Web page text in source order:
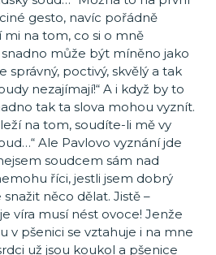
gesto, navíc pořádně
mi na tom, co si o mně
může být míněno jako
správný, poctivý, skvělý a tak
nezajímají!“ A i když by to
tak ta slova mohou vyznít.
na tom, soudíte-li mě vy
Ale Pavlovo vyznání jde
soudcem sám nad
říci, jestli jsem dobrý
něco dělat. Jistě –
víra musí nést ovoce! Jenže
v pšenici se vztahuje i na mne
už jsou koukol a pšenice